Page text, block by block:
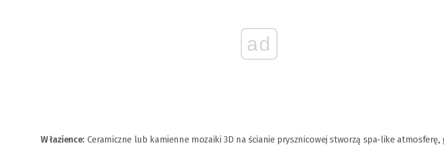
ad
W łazience: Ceramiczne lub kamienne mozaiki 3D na ścianie prysznicowej stworzą spa-like atmosferę,